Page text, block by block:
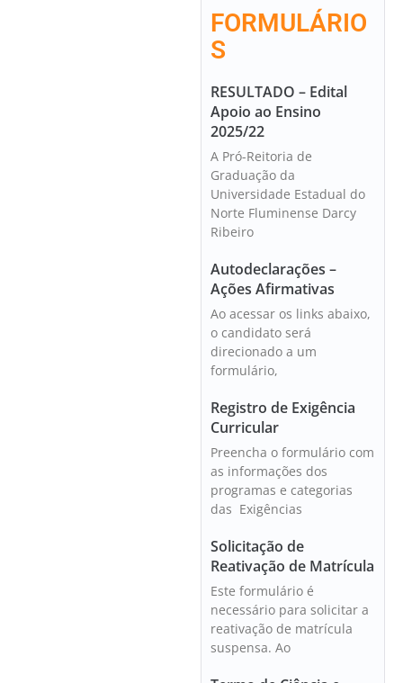
FORMULÁRIO
S
RESULTADO – Edital
Apoio ao Ensino
2025/22
A Pró-Reitoria de
Graduação da
Universidade Estadual do
Norte Fluminense Darcy
Ribeiro
Autodeclarações –
Ações Afirmativas
Ao acessar os links abaixo,
o candidato será
direcionado a um
formulário,
Registro de Exigência
Curricular
Preencha o formulário com
as informações dos
programas e categorias
das Exigências
Solicitação de
Reativação de Matrícula
Este formulário é
necessário para solicitar a
reativação de matrícula
suspensa. Ao